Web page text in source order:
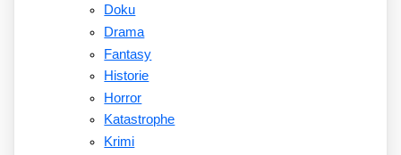
Doku
Drama
Fantasy
Historie
Horror
Katastrophe
Krimi